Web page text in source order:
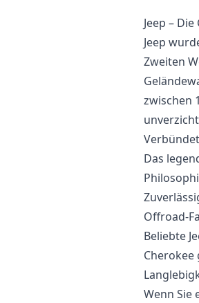
Jeep –
Jeep
Zweiten
zwischen
Das
Offroad-
Beliebte
Wenn Sie